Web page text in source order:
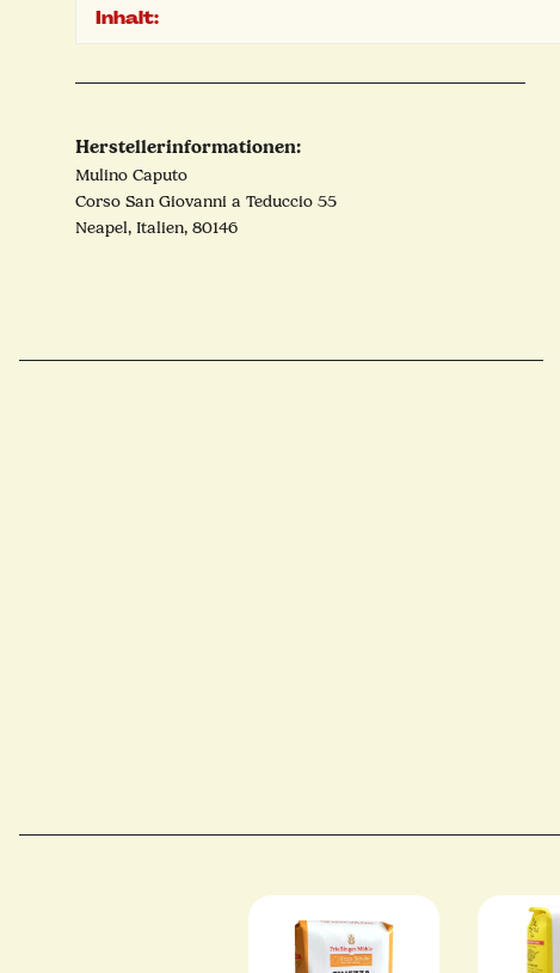
Inhalt:
Herstellerinformationen:
Mulino Caputo
Corso San Giovanni a Teduccio 55
Neapel, Italien, 80146